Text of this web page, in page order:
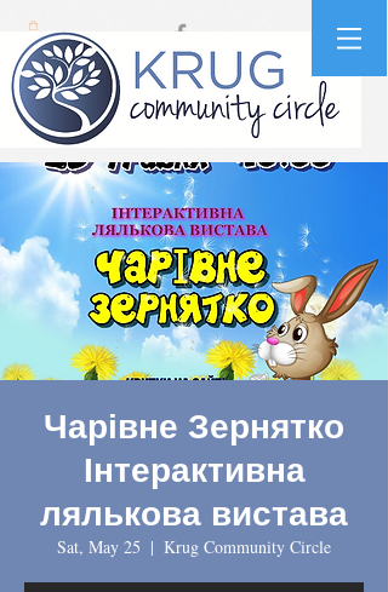
Чарівне Зернятко
Інтерактивна
лялькова вистава
Sat, May 25
  |
Krug Community Circle